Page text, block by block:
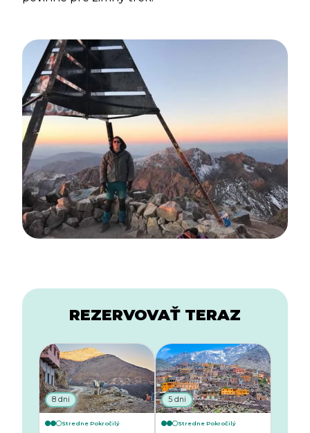
REZERVOVAŤ TERAZ
8 dni
Stredne Pokročilý
5 dni
Stredne Pokročilý